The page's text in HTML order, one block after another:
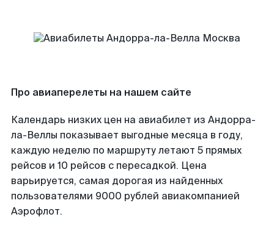
Про авиаперелеты на нашем сайте
Календарь низких цен на авиабилет из Андорра-
ла-Веллы показывает выгодные месяца в году,
каждую неделю по маршруту летают 5 прямых
рейсов и 10 рейсов с пересадкой. Цена
варьируется, самая дорогая из найденных
пользователями 9000 рублей авиакомпанией
Аэрофлот.